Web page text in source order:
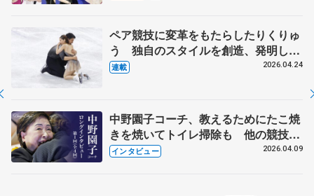
ペア競技に変革をもたらしたりくりゅ
う 独自のスタイルを創造、発明した
【引退発表後②】
連載 2026.04.24
中野園子コーチ、教えるためにたこ焼
きを焼いてトイレ掃除も 他の競技に
も通用するという坂本花織の筋肉
インタビュー 2026.04.09